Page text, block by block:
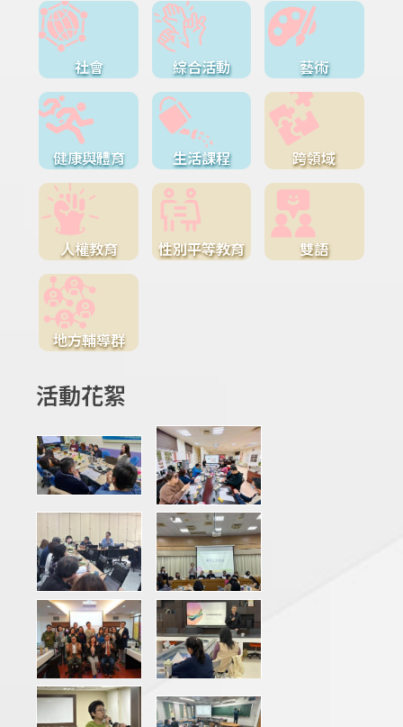
社會 綜合活動 藝術
健康與體育 生活課程 跨領域
人權教育 性別平等教育 雙語
地方輔導群
活動花絮